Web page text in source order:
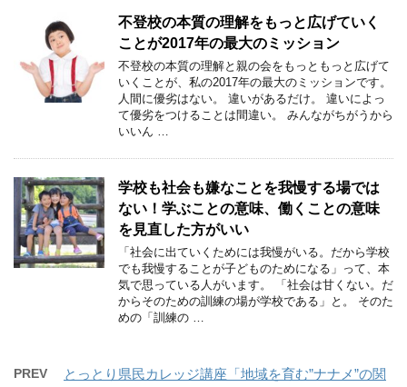
不登校の本質の理解をもっと広げていく
ことが2017年の最大のミッション
不登校の本質の理解と親の会をもっともっと広げて
いくことが、私の2017年の最大のミッションです。
人間に優劣はない。 違いがあるだけ。 違いによっ
て優劣をつけることは間違い。 みんながちがうから
いいん …
学校も社会も嫌なことを我慢する場では
ない！学ぶことの意味、働くことの意味
を見直した方がいい
「社会に出ていくためには我慢がいる。だから学校
でも我慢することが子どものためになる」って、本
気で思っている人がいます。 「社会は甘くない。だ
からそのための訓練の場が学校である」と。 そのた
めの「訓練の …
PREV
とっとり県民カレッジ講座「地域を育む”ナナメ”の関